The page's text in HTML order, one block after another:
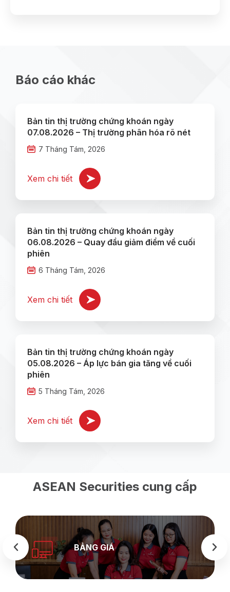
Báo cáo khác
Bản tin thị trường chứng khoán ngày
07.08.2026 – Thị trường phân hóa rõ nét
7 Tháng Tám, 2026
Xem chi tiết
Bản tin thị trường chứng khoán ngày
06.08.2026 – Quay đầu giảm điểm về cuối
phiên
6 Tháng Tám, 2026
Xem chi tiết
Bản tin thị trường chứng khoán ngày
05.08.2026 – Áp lực bán gia tăng về cuối
phiên
5 Tháng Tám, 2026
Xem chi tiết
ASEAN Securities cung cấp
BẢNG GIÁ